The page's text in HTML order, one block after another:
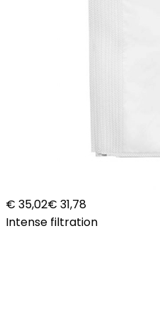
€ 35,02€ 31,78
Intense filtration